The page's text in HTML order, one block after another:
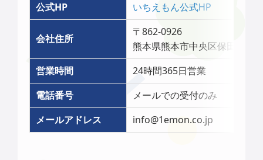
公式HP
いちえもん公式HP
会社住所
〒862-0926
熊本県熊本市中央区保田窪1-
営業時間
24時間365日営業
電話番号
メールでの受付のみ
メールアドレス
info@1emon.co.jp